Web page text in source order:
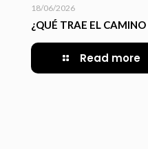
18/06/2026
¿QUÉ TRAE EL
Read more